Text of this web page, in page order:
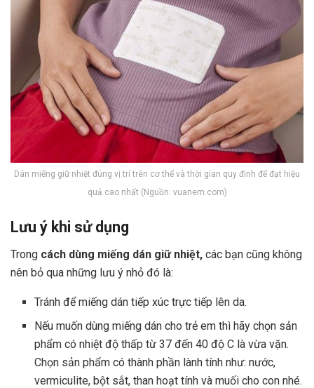
Dán miếng giữ nhiệt đúng vị trí trên cơ thể và thời gian quy định để đạt hiệu
quả cao nhất (Nguồn: vuanem.com)
Lưu ý khi sử dụng
Trong cách dùng miếng dán giữ nhiệt, các bạn cũng không
nên bỏ qua những lưu ý nhỏ đó là:
Tránh để miếng dán tiếp xúc trực tiếp lên da.
Nếu muốn dùng miếng dán cho trẻ em thì hãy chọn sản
phẩm có nhiệt độ thấp từ 37 đến 40 độ C là vừa vặn.
Chọn sản phẩm có thành phần lành tính như: nước,
vermiculite, bột sắt, than hoạt tính và muối cho con nhé.